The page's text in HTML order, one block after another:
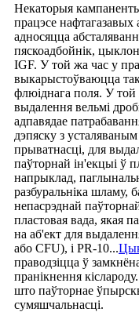
Некаторыя
працэсе
адносяцца
пяскоадбойнік,
IGF. У той жа час у
выкарыстоўваюцца
флюіднага поля. У той
выдалення вельмі
адпавядае
дэпяску з
прыватнасці, для
паўторнай ін'екцыі ў
напрыклад,
разбуральніка шламу,
непасрэднай
пластовая вада, якая
на аб'ект для
або CFU), і PR-10...
праводзіцца ў
пранікнення
што паўторнае
сумяшчальнасці.